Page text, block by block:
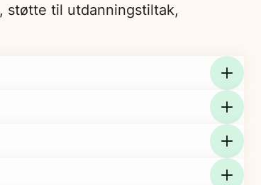
støtte til utdanningstiltak,